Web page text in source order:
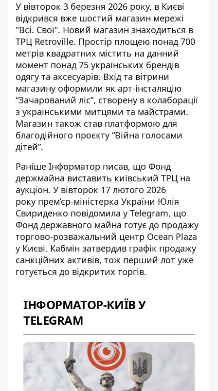
У вівторок 3 березня 2026 року, в Києві
відкрився вже шостий магазин мережі
"Всі. Свої". Новий магазин знаходиться в
ТРЦ Retroville. Простір площею понад 700
метрів квадратних містить на данний
момент понад 75 українських брендів
одягу та аксесуарів. Вхід та вітрини
магазину оформили як арт-інсталяцію
“Зачарований ліс”, створену в колаборації
з українськими митцями та майстрами.
Магазин також став платформою для
благодійного проєкту “Війна голосами
дітей”.
Раніше Інформатор писав, що Фонд
держмайна виставить київський ТРЦ на
аукціон. У вівторок 17 лютого 2026
року прем’єр-міністерка України Юлія
Свириденко повідомила у Telegram, що
Фонд державного майна готує до продажу
торгово-розважальний центр Ocean Plaza
у Києві. Кабмін затвердив графік продажу
санкційних активів, тож перший лот уже
готується до відкритих торгів.
ІНФОРМАТОР-КИЇВ У
TELEGRAM